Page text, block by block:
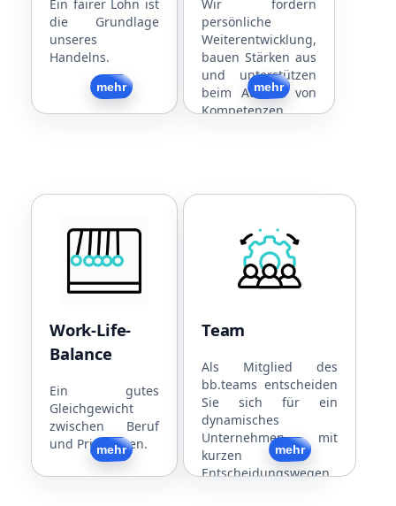
Ein fairer Lohn ist
die Grundlage
unseres
Handelns.
mehr
Dienstfahrzeug
Kostenlose Snacks
und Getränke
Zurück
Wir fördern
persönliche
Weiterentwicklung,
bauen Stärken aus
und unterstützen
beim Ausbau von
Kompetenzen.
mehr
Interne und externe
Schulungen
Strukturierte
Arbeitsabläufe
Flache Hierarchien
Zurück
Work-Life-
Balance
Ein gutes
Gleichgewicht
zwischen Beruf
und Privatleben.
mehr
Arbeitszeiten
30 Tage Urlaub
Familienfreundlich
Hund im Büro
Zurück
Team
Als Mitglied des
bb.teams entscheiden
Sie sich für ein
dynamisches
Unternehmen mit
kurzen
Entscheidungswegen
mehr
Sport
Gemeinsames
Regelmäßige
Flache
Hierarchien
Zurück